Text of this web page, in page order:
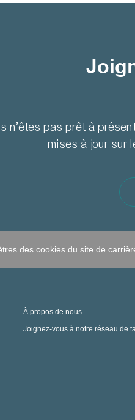
n’êtes pas prêt à
mises à jour sur
des cookies du site de
À propos de nous
Joignez-vous à notre réseau de